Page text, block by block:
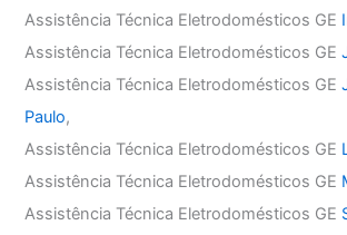
Assistência Técnica Eletrodomésticos GE
Assistência Técnica Eletrodomésticos GE
Assistência Técnica Eletrodomésticos GE
Paulo,
Assistência Técnica Eletrodomésticos GE
Assistência Técnica Eletrodomésticos GE
Assistência Técnica Eletrodomésticos GE